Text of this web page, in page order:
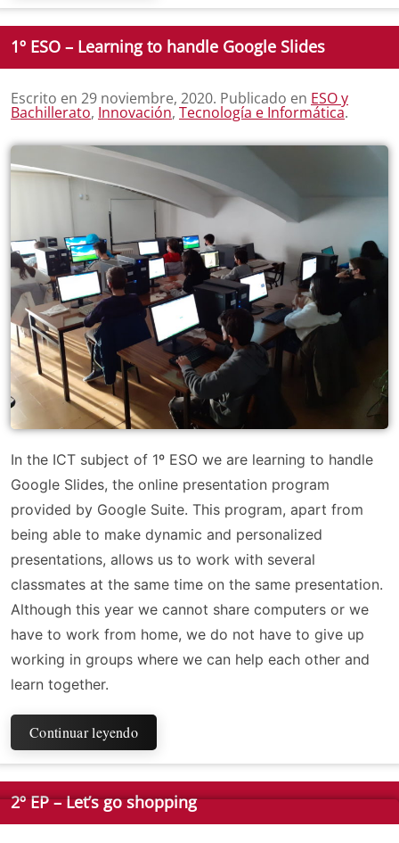
1º ESO – Learning to handle Google Slides
Escrito en 29 noviembre, 2020. Publicado en ESO y
Bachillerato, Innovación, Tecnología e Informática.
In the ICT subject of 1º ESO we are learning to handle
Google Slides, the online presentation program
provided by Google Suite. This program, apart from
being able to make dynamic and personalized
presentations, allows us to work with several
classmates at the same time on the same presentation.
Although this year we cannot share computers or we
have to work from home, we do not have to give up
working in groups where we can help each other and
learn together.
Continuar leyendo
2º EP – Let’s go shopping